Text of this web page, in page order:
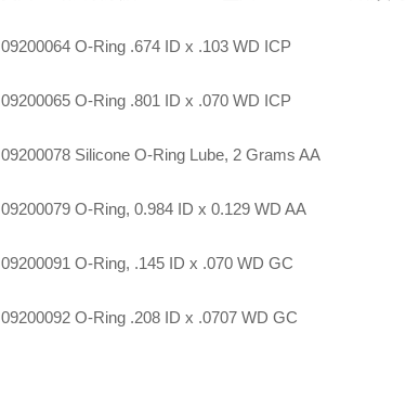
09200064 O-Ring .674 ID x .103 WD ICP
09200065 O-Ring .801 ID x .070 WD ICP
09200078 Silicone O-Ring Lube, 2 Grams AA
09200079 O-Ring, 0.984 ID x 0.129 WD AA
09200091 O-Ring, .145 ID x .070 WD GC
09200092 O-Ring .208 ID x .0707 WD GC